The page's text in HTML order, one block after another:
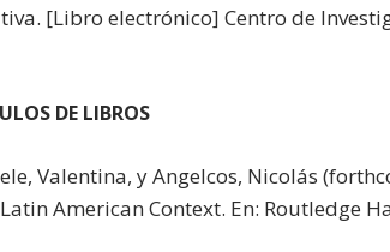
[Libro electrónico] Centro de
DE LIBROS
Valentina, y Angelcos, Nicolás
American Context. En: Routledge